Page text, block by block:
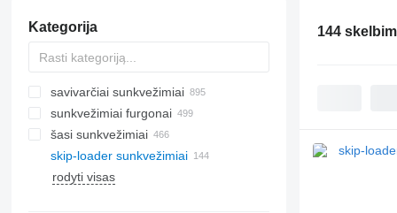
Kategorija
savivarčiai sunkvežimiai
sunkvežimiai furgonai
šasi sunkvežimiai
skip-loader sunkvežimiai
rodyti visas
144